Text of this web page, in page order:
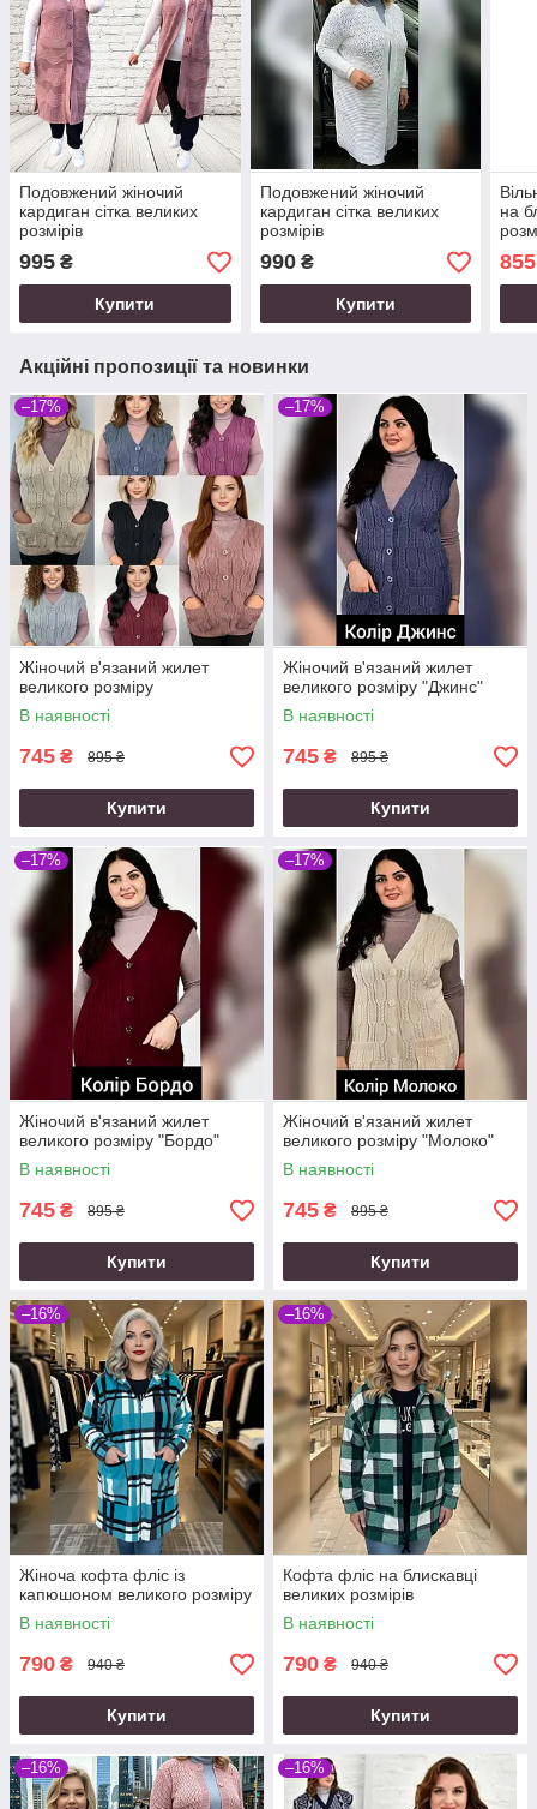
Подовжений жіночий
кардиган сітка великих
розмірів
995 ₴
Купити
Подовжений жіночий
кардиган сітка великих
розмірів
990₴
Купити
на
855
Акційні пропозиції та новинки
–17%
Жіночий в'язаний жилет
великого розміру
В наявності
745 ₴ 895 ₴
Купити
–17%
Жіночий в'язаний жилет
великого розміру "Джинс"
В наявності
745 ₴ 895 ₴
Купити
–17%
Жіночий в'язаний жилет
великого розміру "Бордо"
В наявності
745 ₴ 895 ₴
Купити
–17%
Жіночий в'язаний жилет
великого розміру "Молоко"
В наявності
745 ₴ 895 ₴
Купити
–16%
Жіноча кофта фліс із
капюшоном великого розміру
В наявності
790 ₴ 940 ₴
Купити
–16%
Кофта фліс на блискавці
великих розмірів
В наявності
790 ₴ 940 ₴
Купити
–16% –16%